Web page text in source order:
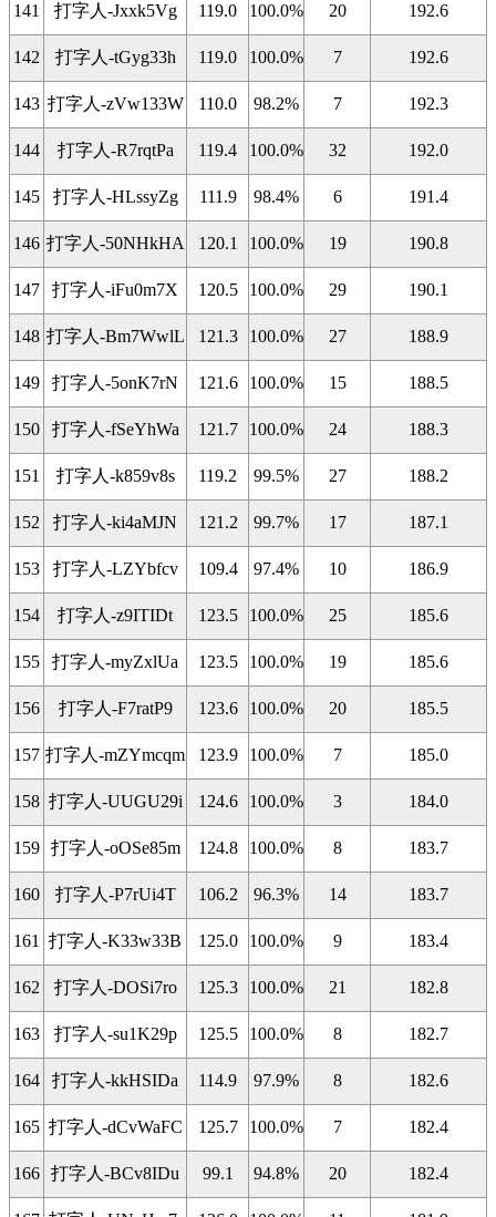
141 打字人-Jxxk5Vg 119.0 100.0% 20 192.6
142 打字人-tGyg33h 119.0 100.0% 7 192.6
143 打字人-zVw133W 110.0 98.2% 7 192.3
144 打字人-R7rqtPa 119.4 100.0% 32 192.0
145 打字人-HLssyZg 111.9 98.4% 6 191.4
146 打字人-50NHkHA 120.1 100.0% 19 190.8
147 打字人-iFu0m7X 120.5 100.0% 29 190.1
148 打字人-Bm7WwlL 121.3 100.0% 27 188.9
149 打字人-5onK7rN 121.6 100.0% 15 188.5
150 打字人-fSeYhWa 121.7 100.0% 24 188.3
151 打字人-k859v8s 119.2 99.5% 27 188.2
152 打字人-ki4aMJN 121.2 99.7% 17 187.1
153 打字人-LZYbfcv 109.4 97.4% 10 186.9
154 打字人-z9ITIDt 123.5 100.0% 25 185.6
155 打字人-myZxlUa 123.5 100.0% 19 185.6
156 打字人-F7ratP9 123.6 100.0% 20 185.5
157 打字人-mZYmcqm 123.9 100.0% 7 185.0
158 打字人-UUGU29i 124.6 100.0% 3 184.0
159 打字人-oOSe85m 124.8 100.0% 8 183.7
160 打字人-P7rUi4T 106.2 96.3% 14 183.7
161 打字人-K33w33B 125.0 100.0% 9 183.4
162 打字人-DOSi7ro 125.3 100.0% 21 182.8
163 打字人-su1K29p 125.5 100.0% 8 182.7
164 打字人-kkHSIDa 114.9 97.9% 8 182.6
165 打字人-dCvWaFC 125.7 100.0% 7 182.4
166 打字人-BCv8IDu 99.1 94.8% 20 182.4